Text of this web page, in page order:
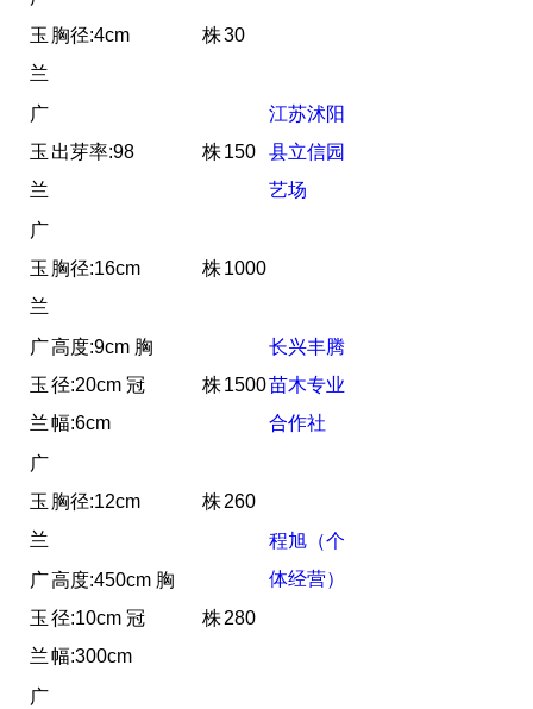
玉
兰
胸径:4cm 株30
江苏沭阳
县立信园
艺场
广
玉
兰
出芽率:98 株150
广
玉
兰
胸径:16cm 株1000
广
玉
兰
高度:9cm 胸
径:20cm 冠
幅:6cm
株1500
长兴丰腾
苗木专业
合作社
广
玉
兰
胸径:12cm 株260
程旭（个
体经营）
广
玉
兰
高度:450cm 胸
径:10cm 冠
幅:300cm
株280
广